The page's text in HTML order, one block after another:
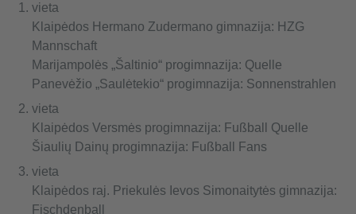
vieta
Klaipėdos Hermano Zudermano gimnazija: HZG
Mannschaft
Marijampolės „Šaltinio“ progimnazija: Quelle
Panevėžio „Saulėtekio“ progimnazija: Sonnenstrahlen
vieta
Klaipėdos Versmės progimnazija: Fußball Quelle
Šiaulių Dainų progimnazija: Fußball Fans
vieta
Klaipėdos raj. Priekulės Ievos Simonaitytės gimnazija:
Fischdenball